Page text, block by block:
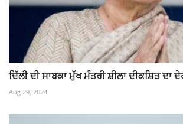
ਦਿੱਲੀ ਦੀ ਸਾਬਕਾ ਮੁੱਖ ਮੰਤਰੀ ਸ਼ੀਲਾ ਦੀਕਸ਼ਿਤ ਦਾ
Aug 29, 2024